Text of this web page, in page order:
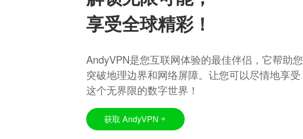
享受全球精彩！
AndyVPN是您互联网体验的最佳伴侣，它帮助您
突破地理边界和网络屏障。让您可以尽情地享受
这个无界限的数字世界！
获取 AndyVPN